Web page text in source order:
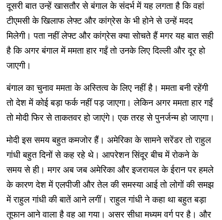
दूसरी बात उन्हें खासतौर से बंगाल के संदर्भ में यह लगता है कि वहां
टीएमसी के खिलाफ लेफ्ट और कांग्रेस के भी होने से उन्हें मदद
मिलेगी। पता नहीं लेफ्ट और कांग्रेस क्या सोचते हैं मगर यह बात सही
है कि अगर बंगाल में ममता हार गईं तो उनके लिए दिल्ली और दूर हो
जाएगी।
बंगाल का चुनाव ममता के अस्तित्व के लिए नहीं है। ममता बनी रहेंगी
तो देश में कोई बड़ा फर्क नहीं पड़ जाएगा। लेकिन अगर ममता हार गईं
तो मोदी फिर से ताकतवर हो जाएंगे। एक तरह से पुनर्जन्म हो जाएगा।
मोदी इस समय बहुत कमजोर हैं। अमेरिका के सामने सरेंडर तो राहुल
गांधी बहुत दिनों से कह रहे थे। आपरेशन सिंदूर बीच में रोकने के
समय से ही। मगर अब जब अमेरिका और इजरायल के ईरान पर हमले
के कारण देश में एलपीजी और तेल की समस्या आई तो लोगों की समझ
में राहुल गांधी की बातें आने लगीं। राहुल गांधी ने कहा था बहुत बड़ा
तूफान आने वाला है वह आ गया। असर सीधा मध्यम वर्ग पर है। और